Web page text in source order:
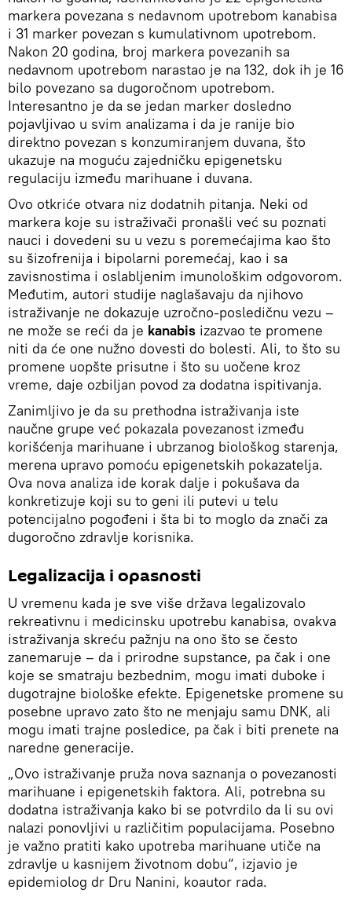
markera povezana s nedavnom upotrebom kanabisa
i 31 marker povezan s kumulativnom upotrebom.
Nakon 20 godina, broj markera povezanih sa
nedavnom upotrebom narastao je na 132, dok ih je 16
bilo povezano sa dugoročnom upotrebom.
Interesantno je da se jedan marker dosledno
pojavljivao u svim analizama i da je ranije bio
direktno povezan s konzumiranjem duvana, što
ukazuje na moguću zajedničku epigenetsku
regulaciju između marihuane i duvana.
Ovo otkriće otvara niz dodatnih pitanja. Neki od
markera koje su istraživači pronašli već su poznati
nauci i dovedeni su u vezu s poremećajima kao što
su šizofrenija i bipolarni poremećaj, kao i sa
zavisnostima i oslabljenim imunološkim odgovorom.
Međutim, autori studije naglašavaju da njihovo
istraživanje ne dokazuje uzročno-posledičnu vezu –
ne može se reći da je kanabis izazvao te promene
niti da će one nužno dovesti do bolesti. Ali, to što su
promene uopšte prisutne i što su uočene kroz
vreme, daje ozbiljan povod za dodatna ispitivanja.
Zanimljivo je da su prethodna istraživanja iste
naučne grupe već pokazala povezanost između
korišćenja marihuane i ubrzanog biološkog starenja,
merena upravo pomoću epigenetskih pokazatelja.
Ova nova analiza ide korak dalje i pokušava da
konkretizuje koji su to geni ili putevi u telu
potencijalno pogođeni i šta bi to moglo da znači za
dugoročno zdravlje korisnika.
Legalizacija i opasnosti
U vremenu kada je sve više država legalizovalo
rekreativnu i medicinsku upotrebu kanabisa, ovakva
istraživanja skreću pažnju na ono što se često
zanemaruje – da i prirodne supstance, pa čak i one
koje se smatraju bezbednim, mogu imati duboke i
dugotrajne biološke efekte. Epigenetske promene su
posebne upravo zato što ne menjaju samu DNK, ali
mogu imati trajne posledice, pa čak i biti prenete na
naredne generacije.
„Ovo istraživanje pruža nova saznanja o povezanosti
marihuane i epigenetskih faktora. Ali, potrebna su
dodatna istraživanja kako bi se potvrdilo da li su ovi
nalazi ponovljivi u različitim populacijama. Posebno
je važno pratiti kako upotreba marihuane utiče na
zdravlje u kasnijem životnom dobu“, izjavio je
epidemiolog dr Dru Nanini, koautor rada.